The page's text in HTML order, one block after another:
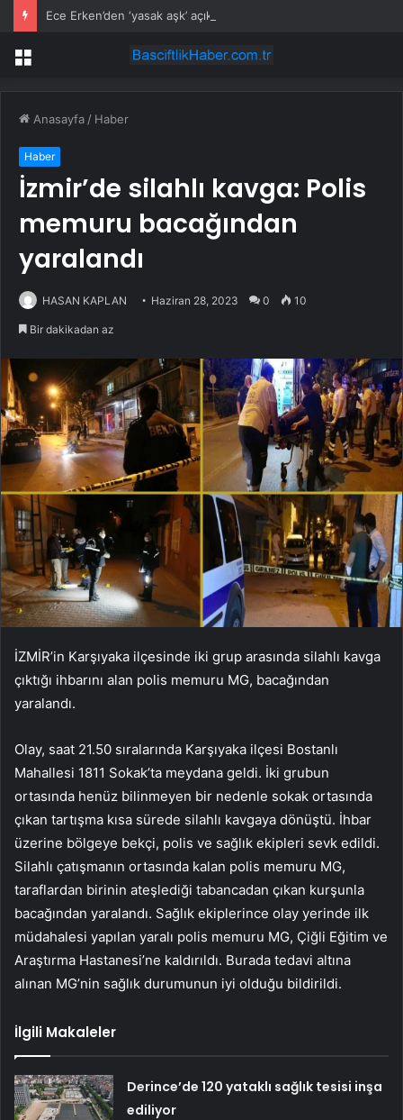
Menü
Anasayfa / Haber
Haber
İzmir’de silahlı kavga: Polis
memuru bacağından
yaralandı
HASAN KAPLAN Haziran 28, 2023 0 10
Bir dakikadan az
İZMİR’in Karşıyaka ilçesinde iki grup arasında silahlı kavga
çıktığı ihbarını alan polis memuru MG, bacağından
yaralandı.
Olay, saat 21.50 sıralarında Karşıyaka ilçesi Bostanlı
Mahallesi 1811 Sokak’ta meydana geldi. İki grubun
ortasında henüz bilinmeyen bir nedenle sokak ortasında
çıkan tartışma kısa sürede silahlı kavgaya dönüştü. İhbar
üzerine bölgeye bekçi, polis ve sağlık ekipleri sevk edildi.
Silahlı çatışmanın ortasında kalan polis memuru MG,
taraflardan birinin ateşlediği tabancadan çıkan kurşunla
bacağından yaralandı. Sağlık ekiplerince olay yerinde ilk
müdahalesi yapılan yaralı polis memuru MG, Çiğli Eğitim ve
Araştırma Hastanesi’ne kaldırıldı. Burada tedavi altına
alınan MG’nin sağlık durumunun iyi olduğu bildirildi.
İlgili Makaleler
Derince’de 120 yataklı sağlık tesisi inşa
ediliyor